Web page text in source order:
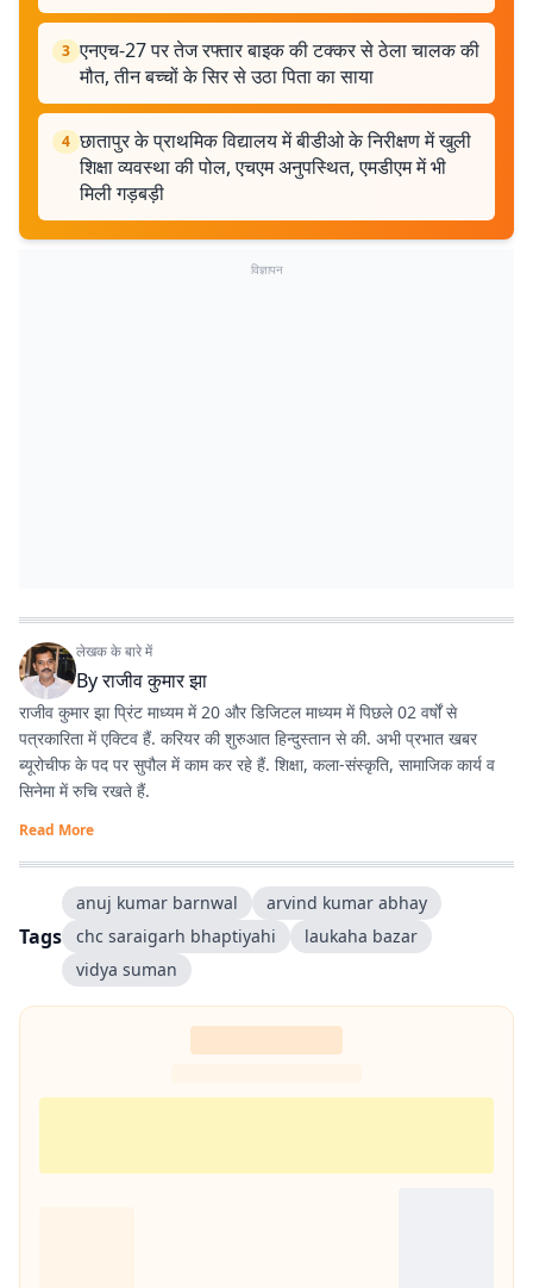
3 एनएच-27 पर तेज रफ्तार बाइक की टक्कर से ठेला चालक की
मौत, तीन बच्चों के सिर से उठा पिता का साया
4 छातापुर के प्राथमिक विद्यालय में बीडीओ के निरीक्षण में खुली
शिक्षा व्यवस्था की पोल, एचएम अनुपस्थित, एमडीएम में भी
मिली गड़बड़ी
विज्ञापन
लेखक के बारे में
Byराजीव कुमार झा
राजीव कुमार झा प्रिंट माध्यम में 20 और डिजिटल माध्यम में पिछले 02 वर्षों से
पत्रकारिता में एक्टिव हैं. करियर की शुरुआत हिन्दुस्तान से की. अभी प्रभात खबर
ब्यूरोचीफ के पद पर सुपौल में काम कर रहे हैं. शिक्षा, कला-संस्कृति, सामाजिक कार्य व
सिनेमा में रुचि रखते हैं.
Read More
Tags
anuj kumar barnwal
arvind kumar abhay
chc saraigarh bhaptiyahi
laukaha bazar
vidya suman